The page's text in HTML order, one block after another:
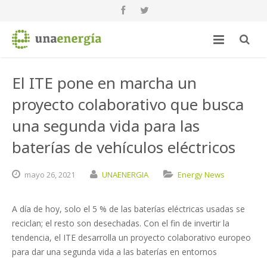
El ITE pone en marcha un
proyecto colaborativo que busca
una segunda vida para las
baterías de vehículos eléctricos
mayo 26,2021 UNAENERGIA Energy News
A día de hoy, solo el 5 % de las baterías eléctricas usadas se
reciclan; el resto son desechadas. Con el fin de invertir la
tendencia, el ITE desarrolla un proyecto colaborativo europeo
para dar una segunda vida a las baterías en entornos